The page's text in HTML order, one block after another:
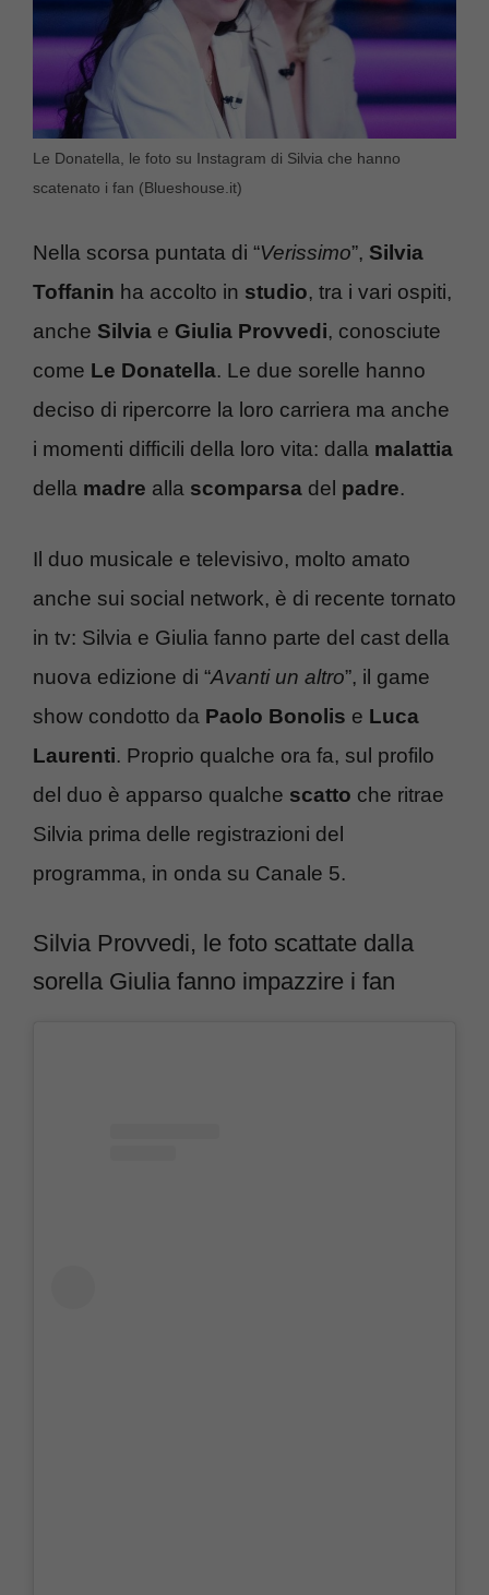
Le Donatella, le foto su Instagram di Silvia che hanno
scatenato i fan (Blueshouse.it)
Nella scorsa puntata di “Verissimo”, Silvia
Toffanin ha accolto in studio, tra i vari ospiti,
anche Silvia e Giulia Provvedi, conosciute
come Le Donatella. Le due sorelle hanno
deciso di ripercorre la loro carriera ma anche
i momenti difficili della loro vita: dalla malattia
della madre alla scomparsa del padre.
Il duo musicale e televisivo, molto amato
anche sui social network, è di recente tornato
in tv: Silvia e Giulia fanno parte del cast della
nuova edizione di “Avanti un altro”, il game
show condotto da Paolo Bonolis e Luca
Laurenti. Proprio qualche ora fa, sul profilo
del duo è apparso qualche scatto che ritrae
Silvia prima delle registrazioni del
programma, in onda su Canale 5.
Silvia Provvedi, le foto scattate dalla
sorella Giulia fanno impazzire i fan